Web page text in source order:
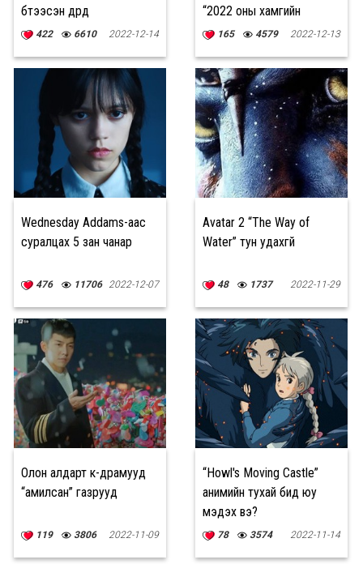
бүтээсэн дүрүүд
422 6610 2022-12-14
“2022 оны хамгийн
хөгжилтэй” 10 К-драма
165 4579 2022-12-13
Wednesday Addams-аас
суралцах 5 зан чанар
476 11706 2022-12-07
Avatar 2 “The Way of
Water” тун удахгүй
48 1737 2022-11-29
Олон алдарт к-драмууд
“амилсан” газрууд
119 3806 2022-11-09
“Howl's Moving Castle”
анимийн тухай бид юу
мэдэх вэ?
78 3574 2022-11-14